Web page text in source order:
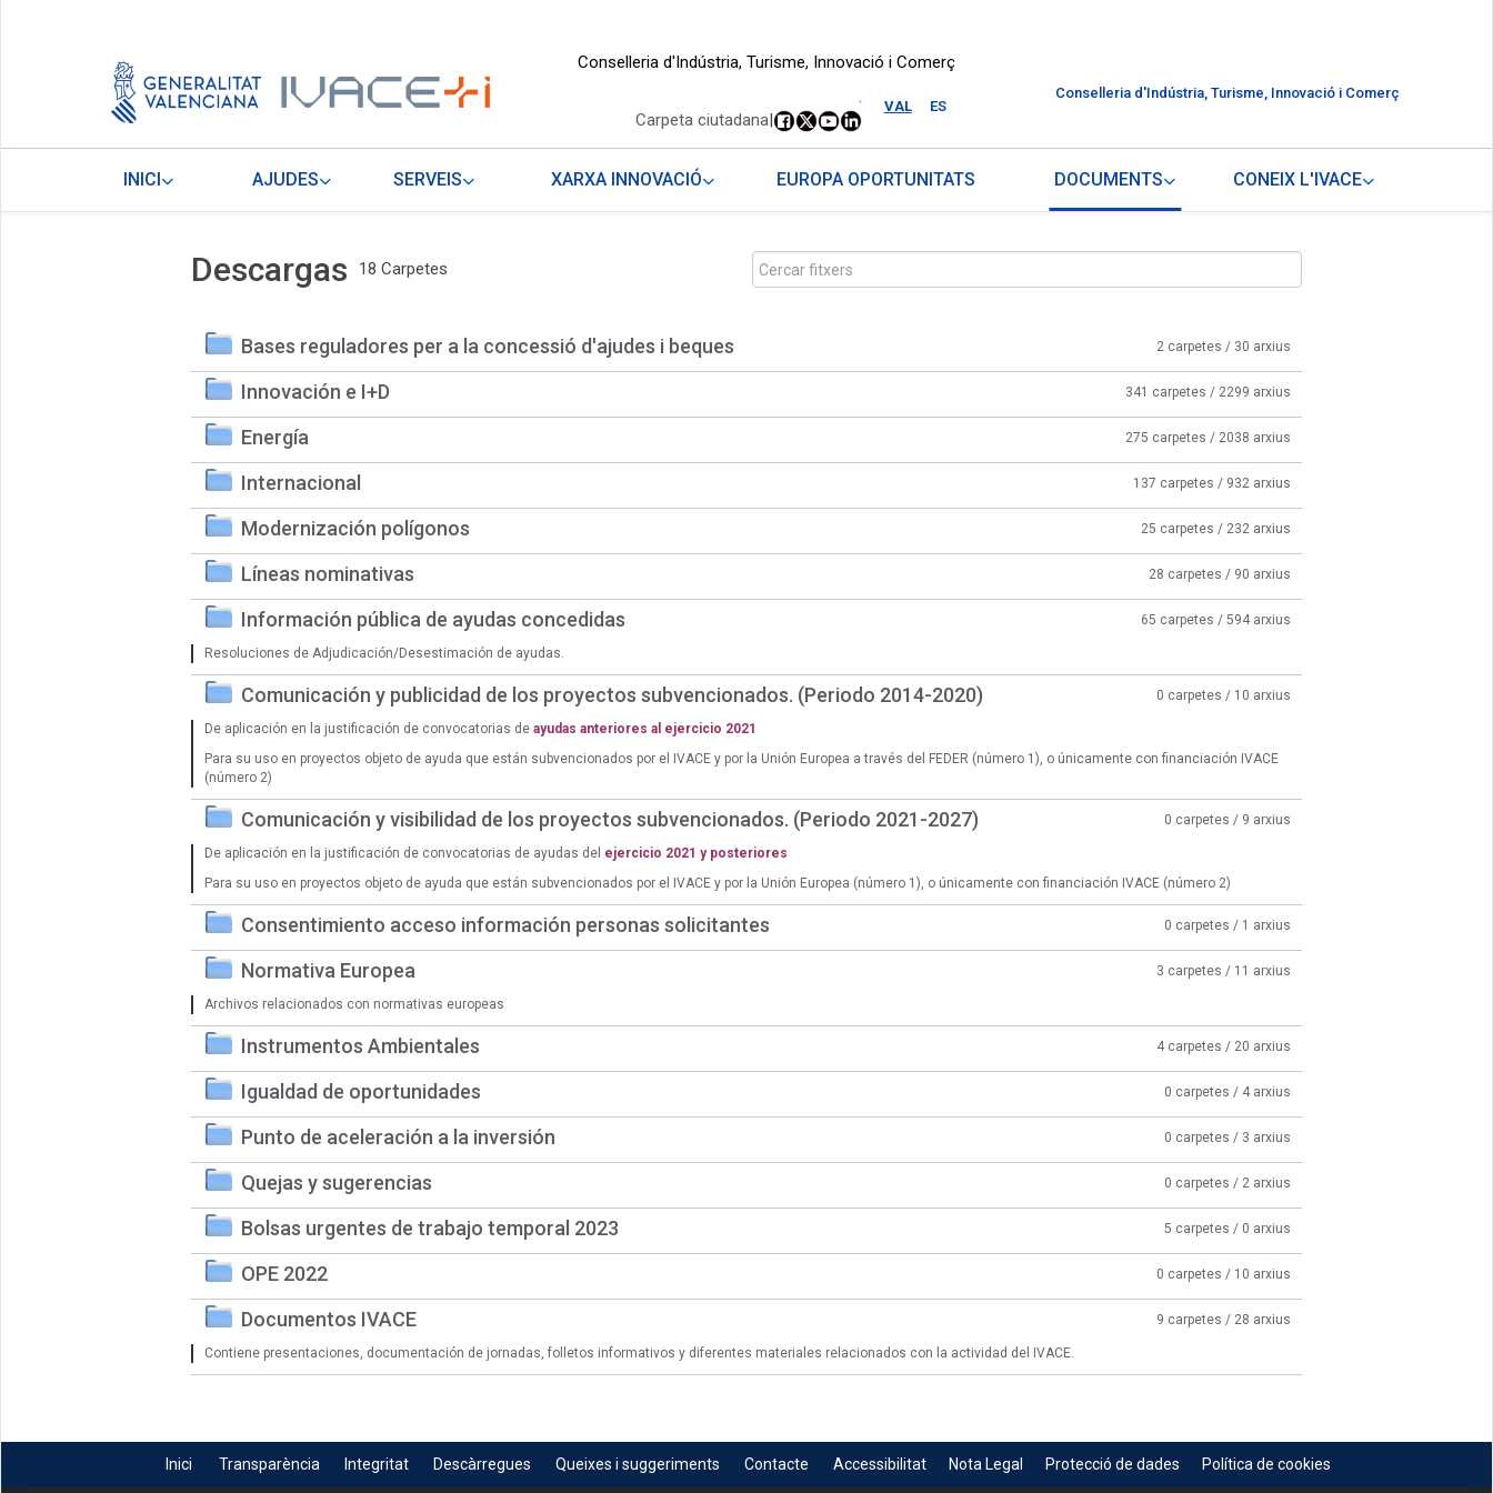
Conselleria d'Indústria, Turisme, Innovació i Comerç
VAL ES
.
Carpeta ciutadana|
Conselleria d'Indústria, Turisme, Innovació i Comerç
INICI AJUDES SERVEIS XARXA INNOVACIÓ EUROPA OPORTUNITATS DOCUMENTS CONEIX L'IVACE
Descargas 18 Carpetes
Bases reguladores per a la concessió d'ajudes i beques 2 carpetes / 30 arxius
Innovación e I+D 341 carpetes / 2299 arxius
Energía 275 carpetes / 2038 arxius
Internacional 137 carpetes / 932 arxius
Modernización polígonos 25 carpetes / 232 arxius
Líneas nominativas 28 carpetes / 90 arxius
Información pública de ayudas concedidas 65 carpetes / 594 arxius
Resoluciones de Adjudicación/Desestimación de ayudas.
Comunicación y publicidad de los proyectos subvencionados. (Periodo 2014-2020) 0 carpetes / 10 arxius
De aplicación en la justificación de convocatorias de ayudas anteriores al ejercicio 2021
Para su uso en proyectos objeto de ayuda que están subvencionados por el IVACE y por la Unión Europea a través del FEDER (número 1), o únicamente con financiación IVACE
(número 2)
Comunicación y visibilidad de los proyectos subvencionados. (Periodo 2021-2027) 0 carpetes / 9 arxius
De aplicación en la justificación de convocatorias de ayudas del ejercicio 2021 y posteriores
Para su uso en proyectos objeto de ayuda que están subvencionados por el IVACE y por la Unión Europea (número 1), o únicamente con financiación IVACE (número 2)
Consentimiento acceso información personas solicitantes 0 carpetes / 1 arxius
Normativa Europea 3 carpetes / 11 arxius
Archivos relacionados con normativas europeas
Instrumentos Ambientales 4 carpetes / 20 arxius
Igualdad de oportunidades 0 carpetes / 4 arxius
Punto de aceleración a la inversión 0 carpetes / 3 arxius
Quejas y sugerencias 0 carpetes / 2 arxius
Bolsas urgentes de trabajo temporal 2023 5 carpetes / 0 arxius
OPE 2022 0 carpetes / 10 arxius
Documentos IVACE 9 carpetes / 28 arxius
Contiene presentaciones, documentación de jornadas, folletos informativos y diferentes materiales relacionados con la actividad del IVACE.
Inici Transparència Integritat Descàrregues Queixes i suggeriments Contacte Accessibilitat Nota Legal Protecció de dades Política de cookies